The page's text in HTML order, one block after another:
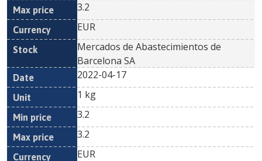
3.2
EUR
Mercados de Abastecimientos de
Barcelona SA
2022-04-17
1 kg
3.2
3.2
EUR